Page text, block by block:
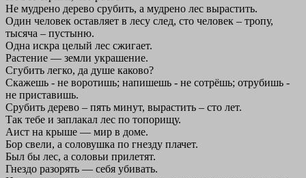
Не мудрено дерево срубить, а мудрено лес вырастить.
Один человек оставляет в лесу след, сто человек – тропу,
тысяча – пустыню.
Одна искра целый лес сжигает.
Растение — земли украшение.
Сгубить легко, да душе каково?
Скажешь - не воротишь; напишешь - не сотрёшь; отрубишь -
не приставишь.
Срубить дерево – пять минут, вырастить – сто лет.
Так тебе и заплакал лес по топорищу.
Аист на крыше — мир в доме.
Бор свели, а соловушка по гнезду плачет.
Был бы лес, а соловьи прилетят.
Гнездо разорять — себя убивать.